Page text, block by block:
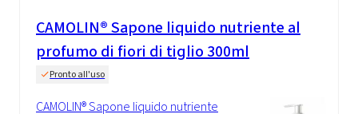
CAMOLIN® Sapone liquido nutriente al
profumo di fiori di tiglio 300ml
Pronto all'uso
CAMOLIN® Sapone liquido nutriente